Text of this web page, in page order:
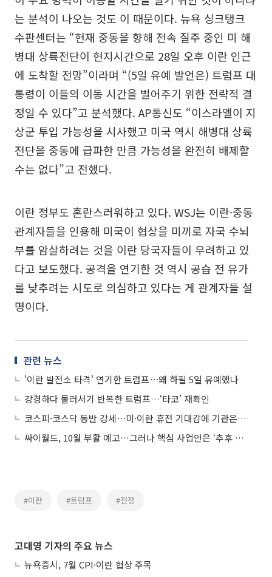
는 분석이 나오는 것도 이 때문이다. 뉴욕 싱크탱크
수판센터는 “현재 중동을 향해 전속 질주 중인 미 해
병대 상륙전단이 현지시간으로 28일 오후 이란 인근
에 도착할 전망”이라며 “(5일 유예 발언은) 트럼프 대
통령이 이들의 이동 시간을 벌어주기 위한 전략적 결
정일 수 있다”고 분석했다. AP통신도 “이스라엘이 지
상군 투입 가능성을 시사했고 미국 역시 해병대 상륙
전단을 중동에 급파한 만큼 가능성을 완전히 배제할
수는 없다”고 전했다.
이란 정부도 혼란스러워하고 있다. WSJ는 이란·중동
관계자들을 인용해 미국이 협상을 미끼로 자국 수뇌
부를 암살하려는 것을 이란 당국자들이 우려하고 있
다고 보도했다. 공격을 연기한 것 역시 공습 전 유가
를 낮추려는 시도로 의심하고 있다는 게 관계자들 설
명이다.
관련 뉴스
'이란 발전소 타격' 연기한 트럼프⋯왜 하필 5일 유예했나
강경하다 물러서기 반복한 트럼프…‘타코’ 재확인
코스피·코스닥 동반 강세⋯미·이란 휴전 기대감에 기관은 ‘사자’
싸이월드, 10월 부활 예고…그러나 핵심 사업안은 ‘추후 공개’
#이란 #트럼프 #전쟁
고대영 기자의 주요 뉴스
뉴욕증시, 7월 CPI·이란 협상 주목